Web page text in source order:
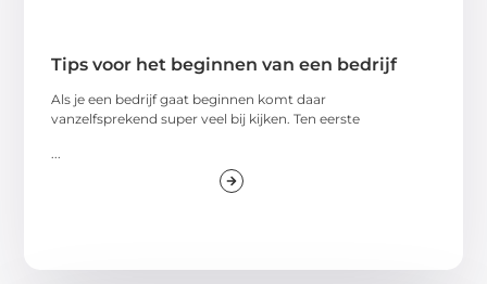
Tips voor het beginnen van een bedrijf
Als je een bedrijf gaat beginnen komt daar
vanzelfsprekend super veel bij kijken. Ten eerste
...